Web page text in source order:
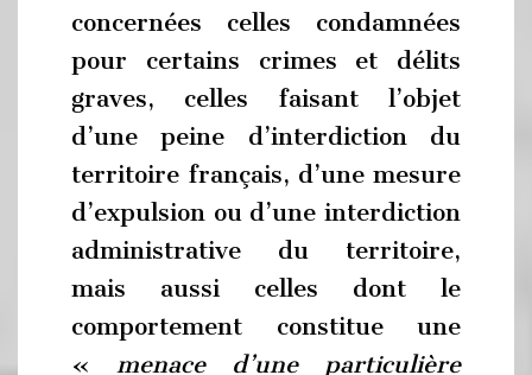
concernées celles condamnées
pour certains crimes et délits
graves, celles faisant l’objet
d’une peine d’interdiction du
territoire français, d’une mesure
d’expulsion ou d’une interdiction
administrative du territoire,
mais aussi celles dont le
comportement constitue une
« menace d’une particulière